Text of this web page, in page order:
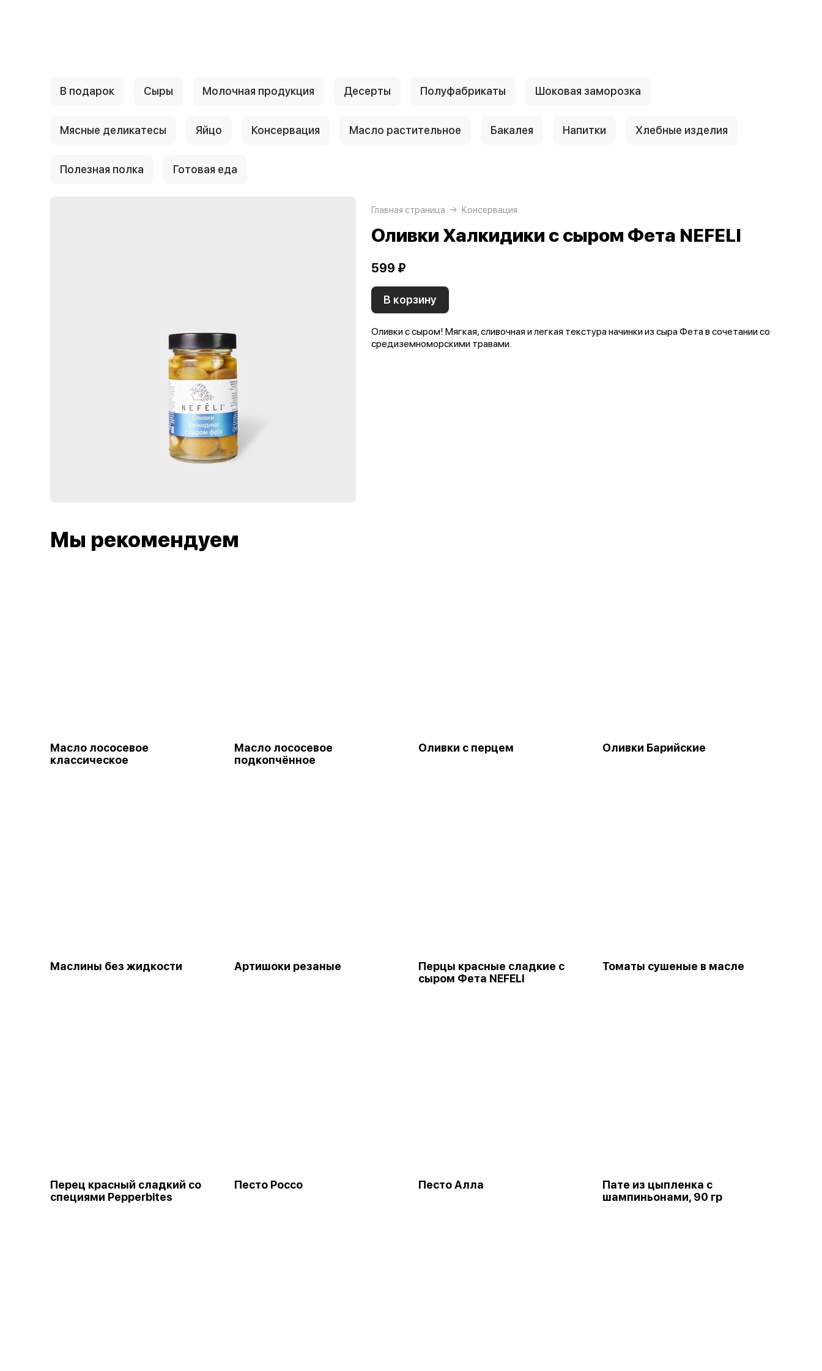
В подарок Сыры Молочная продукция Десерты Полуфабрикаты Шоковая заморозка
Мясные деликатесы Яйцо Консервация Масло растительное Бакалея Напитки Хлебные изделия
Полезная полка Готовая еда
Главная страница Консервация
Оливки Халкидики с сыром Фета NEFELI
599 ₽
В корзину
Оливки с сыром! Мягкая, сливочная и легкая текстура начинки из сыра Фета в сочетании со
средиземноморскими травами.
Мы рекомендуем
Масло лососевое
классическое
Масло лососевое
подкопчённое
Оливки с перцем Оливки Барийские
Маслины без жидкости Артишоки резаные
Перцы красные сладкие с
сыром Фета NEFELI
Томаты сушеные в масле
Перец красный сладкий со
специями Pepperbites
Песто Россо Песто Алла
Пате из цыпленка с
шампиньонами, 90 гр